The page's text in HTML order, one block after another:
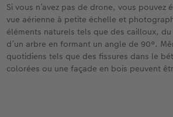
Si vous n’avez pas de drone, vous pouvez
vue aérienne à petite échelle et
éléments naturels tels que des cailloux, du
d’un arbre en formant un angle de 90°.
quotidiens tels que des fissures dans le
colorées ou une façade en bois peuvent